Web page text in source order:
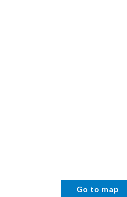
Go to map